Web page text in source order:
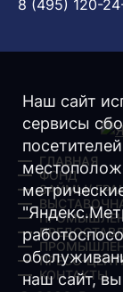
8 (495) 120-
ГЛАВНАЯ
ФОНД
ЗАЙМЫ/
ПРЕСС-
КОНТАКТЫ
Наш сайт
сервисы
наш сайт,